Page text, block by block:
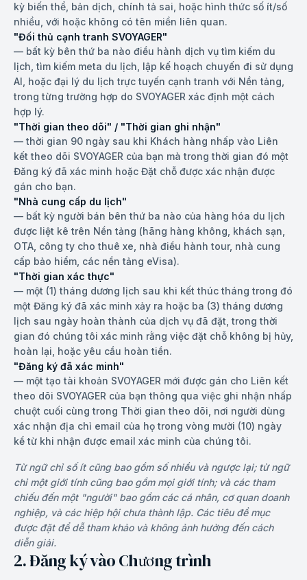
kỳ biến thể, bản dịch, chính tả sai, hoặc hình thức số ít/số
nhiều, với hoặc không có tên miền liên quan.
"Đối thủ cạnh tranh SVOYAGER"
— bất kỳ bên thứ ba nào điều hành dịch vụ tìm kiếm du
lịch, tìm kiếm meta du lịch, lập kế hoạch chuyến đi sử dụng
AI, hoặc đại lý du lịch trực tuyến cạnh tranh với Nền tảng,
trong từng trường hợp do SVOYAGER xác định một cách
hợp lý.
"Thời gian theo dõi" / "Thời gian ghi nhận"
— thời gian 90 ngày sau khi Khách hàng nhấp vào Liên
kết theo dõi SVOYAGER của bạn mà trong thời gian đó một
Đăng ký đã xác minh hoặc Đặt chỗ được xác nhận được
gán cho bạn.
"Nhà cung cấp du lịch"
— bất kỳ người bán bên thứ ba nào của hàng hóa du lịch
được liệt kê trên Nền tảng (hãng hàng không, khách sạn,
OTA, công ty cho thuê xe, nhà điều hành tour, nhà cung
cấp bảo hiểm, các nền tảng eVisa).
"Thời gian xác thực"
— một (1) tháng dương lịch sau khi kết thúc tháng trong đó
một Đăng ký đã xác minh xảy ra hoặc ba (3) tháng dương
lịch sau ngày hoàn thành của dịch vụ đã đặt, trong thời
gian đó chúng tôi xác minh rằng việc đặt chỗ không bị hủy,
hoàn lại, hoặc yêu cầu hoàn tiền.
"Đăng ký đã xác minh"
— một tạo tài khoản SVOYAGER mới được gán cho Liên kết
theo dõi SVOYAGER của bạn thông qua việc ghi nhận nhấp
chuột cuối cùng trong Thời gian theo dõi, nơi người dùng
xác nhận địa chỉ email của họ trong vòng mười (10) ngày
kể từ khi nhận được email xác minh của chúng tôi.
Từ ngữ chỉ số ít cũng bao gồm số nhiều và ngược lại; từ ngữ
chỉ một giới tính cũng bao gồm mọi giới tính; và các tham
chiếu đến một "người" bao gồm các cá nhân, cơ quan doanh
nghiệp, và các hiệp hội chưa thành lập. Các tiêu đề mục
được đặt để dễ tham khảo và không ảnh hưởng đến cách
diễn giải.
2. Đăng ký vào Chương trình